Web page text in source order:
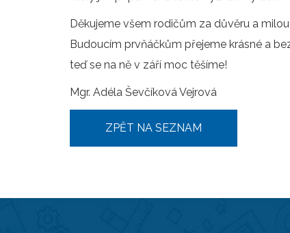
Děkujeme všem rodičům za důvěru a
Budoucím prvňáčkům přejeme krásné a
teď se na ně v září moc těšíme!
Mgr. Adéla Ševčíková Vejrová
ZPĚT NA SEZNAM